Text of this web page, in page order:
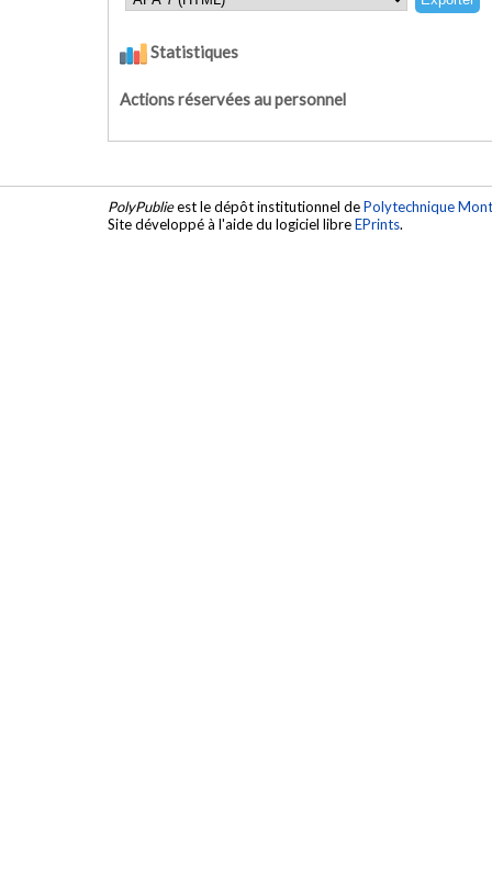
Statistiques
Actions réservées au personnel
PolyPublieest le dépôt institutionnel dePolytechnique
Site développé à l'aide du logiciel libreEPrints.